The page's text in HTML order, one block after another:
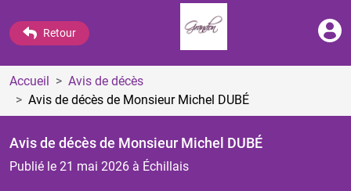
Retour
Accueil
Avis de décès
Avis de décès de Monsieur Michel DUBÉ
Avis de décès de Monsieur Michel DUBÉ
Publié le 21 mai 2026 à Échillais